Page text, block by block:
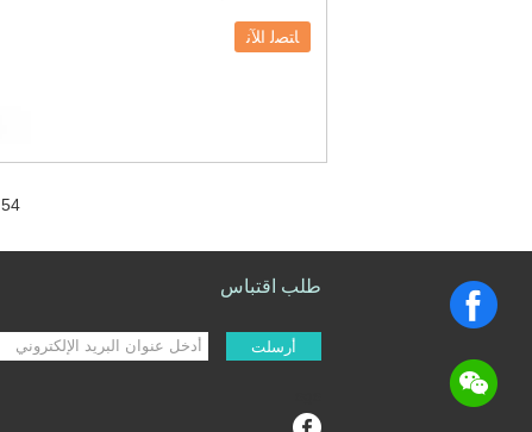
ﺎﺘﺼﻟ ﺍﻶﻧ
طلب اقتباس
أرسلت